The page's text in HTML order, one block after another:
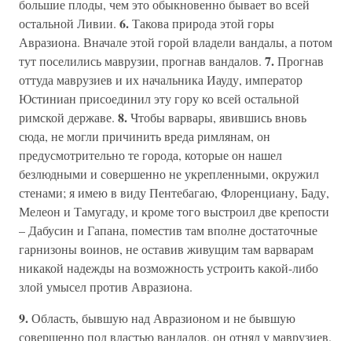
большие плоды, чем это обыкновенно бывает во всей
остальной Ливии. 6.Такова природа этой горы
Авразиона. Вначале этой горой владели вандалы, а потом
тут поселились маврузии, прогнав вандалов. 7.Прогнав
оттуда маврузиев и их начальника Иауду, император
Юстиниан присоединил эту гору ко всей остальной
римской державе. 8.Чтобы варвары, явившись вновь
сюда, не могли причинить вреда римлянам, он
предусмотрительно те города, которые он нашел
безлюдными и совершенно не укрепленными, окружил
стенами; я имею в виду Пентебагаю, Флоренциану, Баду,
Мелеон и Тамугаду, и кроме того выстроил две крепости
– Дабусин и Гапана, поместив там вполне достаточные
гарнизоны воинов, не оставив живущим там варварам
никакой надежды на возможность устроить какой-либо
злой умысел против Авразиона.
9.Область, бывшую над Авразионом и не бывшую
совершенно под властью вандалов, он отнял у маврузиев.